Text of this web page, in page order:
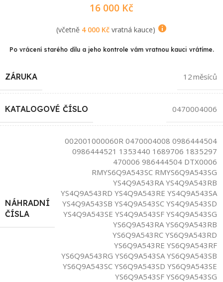
16 000 Kč
(včetně 4 000 Kčvratná kauce)
Po vrácení starého dílu a jeho kontrole vám vratnou kauci vrátíme.
ZÁRUKA 12 měsíců
KATALOGOVÉ ČÍSLO 0470004006
NÁHRADNÍ
ČÍSLA
002001000060R 0470004008 0986444504
0986444521 1353440 1689706 1835297
470006 986444504 DTX0006
RMYS6Q9A543SC RMYS6Q9A543SG
YS4Q9A543RA YS4Q9A543RB
YS4Q9A543RD YS4Q9A543RE YS4Q9A543SA
YS4Q9A543SB YS4Q9A543SC YS4Q9A543SD
YS4Q9A543SE YS4Q9A543SF YS4Q9A543SG
YS6Q9A543RA YS6Q9A543RB
YS6Q9A543RC YS6Q9A543RD
YS6Q9A543RE YS6Q9A543RF
YS6Q9A543RG YS6Q9A543SA YS6Q9A543SB
YS6Q9A543SC YS6Q9A543SD YS6Q9A543SE
YS6Q9A543SF YS6Q9A543SG